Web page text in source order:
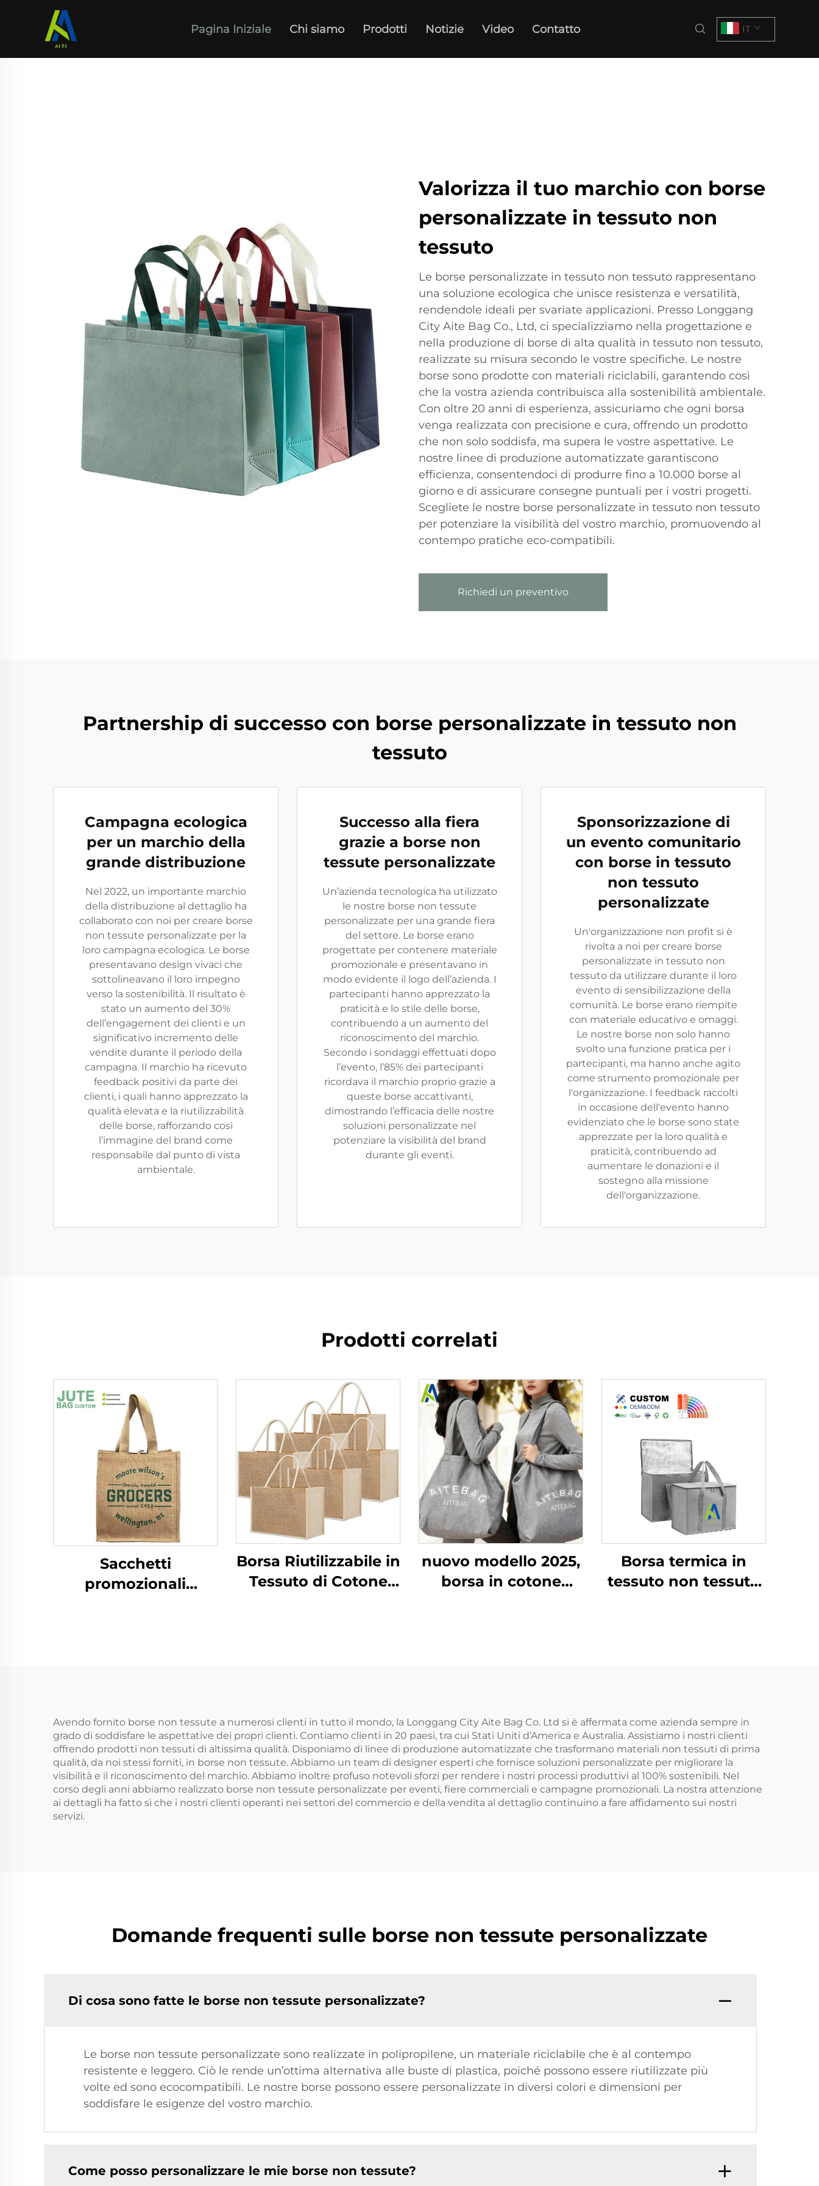
Pagina Iniziale Chi siamo Prodotti Notizie Video Contatto IT
Valorizza il tuo marchio con borse
personalizzate in tessuto non
tessuto
Le borse personalizzate in tessuto non tessuto rappresentano
una soluzione ecologica che unisce resistenza e versatilità,
rendendole ideali per svariate applicazioni. Presso Longgang
City Aite Bag Co., Ltd, ci specializziamo nella progettazione e
nella produzione di borse di alta qualità in tessuto non tessuto,
realizzate su misura secondo le vostre specifiche. Le nostre
borse sono prodotte con materiali riciclabili, garantendo così
che la vostra azienda contribuisca alla sostenibilità ambientale.
Con oltre 20 anni di esperienza, assicuriamo che ogni borsa
venga realizzata con precisione e cura, offrendo un prodotto
che non solo soddisfa, ma supera le vostre aspettative. Le
nostre linee di produzione automatizzate garantiscono
efficienza, consentendoci di produrre fino a 10.000 borse al
giorno e di assicurare consegne puntuali per i vostri progetti.
Scegliete le nostre borse personalizzate in tessuto non tessuto
per potenziare la visibilità del vostro marchio, promuovendo al
contempo pratiche eco-compatibili.
Richiedi un preventivo
Partnership di successo con borse personalizzate in tessuto non
tessuto
Campagna ecologica
per un marchio della
grande distribuzione
Nel 2022, un importante marchio
della distribuzione al dettaglio ha
collaborato con noi per creare borse
non tessute personalizzate per la
loro campagna ecologica. Le borse
presentavano design vivaci che
sottolineavano il loro impegno
verso la sostenibilità. Il risultato è
stato un aumento del 30%
dell’engagement dei clienti e un
significativo incremento delle
vendite durante il periodo della
campagna. Il marchio ha ricevuto
feedback positivi da parte dei
clienti, i quali hanno apprezzato la
qualità elevata e la riutilizzabilità
delle borse, rafforzando così
l’immagine del brand come
responsabile dal punto di vista
ambientale.
Successo alla fiera
grazie a borse non
tessute personalizzate
Un’azienda tecnologica ha utilizzato
le nostre borse non tessute
personalizzate per una grande fiera
del settore. Le borse erano
progettate per contenere materiale
promozionale e presentavano in
modo evidente il logo dell’azienda. I
partecipanti hanno apprezzato la
praticità e lo stile delle borse,
contribuendo a un aumento del
riconoscimento del marchio.
Secondo i sondaggi effettuati dopo
l’evento, l’85% dei partecipanti
ricordava il marchio proprio grazie a
queste borse accattivanti,
dimostrando l’efficacia delle nostre
soluzioni personalizzate nel
potenziare la visibilità del brand
durante gli eventi.
Sponsorizzazione di
un evento comunitario
con borse in tessuto
non tessuto
personalizzate
Un'organizzazione non profit si è
rivolta a noi per creare borse
personalizzate in tessuto non
tessuto da utilizzare durante il loro
evento di sensibilizzazione della
comunità. Le borse erano riempite
con materiale educativo e omaggi.
Le nostre borse non solo hanno
svolto una funzione pratica per i
partecipanti, ma hanno anche agito
come strumento promozionale per
l'organizzazione. I feedback raccolti
in occasione dell'evento hanno
evidenziato che le borse sono state
apprezzate per la loro qualità e
praticità, contribuendo ad
aumentare le donazioni e il
sostegno alla missione
dell'organizzazione.
Prodotti correlati
Sacchetti
promozionali
per uso esterno
Borsa Riutilizzabile in
Tessuto di Cotone
la Spiaggia e la
Spesa
nuovo modello 2025,
borsa in cotone
pesante a spalla
Borsa termica in
tessuto non tessuto
pranzo, refrigerante
isolato
Avendo fornito borse non tessute a numerosi clienti in tutto il mondo, la Longgang City Aite Bag Co. Ltd si è affermata come azienda sempre in
grado di soddisfare le aspettative dei propri clienti. Contiamo clienti in 20 paesi, tra cui Stati Uniti d’America e Australia. Assistiamo i nostri clienti
offrendo prodotti non tessuti di altissima qualità. Disponiamo di linee di produzione automatizzate che trasformano materiali non tessuti di prima
qualità, da noi stessi forniti, in borse non tessute. Abbiamo un team di designer esperti che fornisce soluzioni personalizzate per migliorare la
visibilità e il riconoscimento del marchio. Abbiamo inoltre profuso notevoli sforzi per rendere i nostri processi produttivi al 100% sostenibili. Nel
corso degli anni abbiamo realizzato borse non tessute personalizzate per eventi, fiere commerciali e campagne promozionali. La nostra attenzione
ai dettagli ha fatto sì che i nostri clienti operanti nei settori del commercio e della vendita al dettaglio continuino a fare affidamento sui nostri
servizi.
Domande frequenti sulle borse non tessute personalizzate
Di cosa sono fatte le borse non tessute personalizzate?
Le borse non tessute personalizzate sono realizzate in polipropilene, un materiale riciclabile che è al contempo
resistente e leggero. Ciò le rende un’ottima alternativa alle buste di plastica, poiché possono essere riutilizzate più
volte ed sono ecocompatibili. Le nostre borse possono essere personalizzate in diversi colori e dimensioni per
soddisfare le esigenze del vostro marchio.
Come posso personalizzare le mie borse non tessute?